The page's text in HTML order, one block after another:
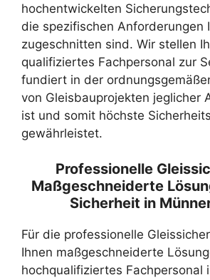
hochentwickelten
die spezifischen Anforderungen
zugeschnitten sind. Wir stellen
qualifiziertes Fachpersonal zur
fundiert in der
von Gleisbauprojekten jeglicher
ist und somit höchste
gewährleistet.
Professionelle
Maßgeschneiderte
Sicherheit in
Für die professionelle
Ihnen maßgeschneiderte
hochqualifiziertes Fachpersonal